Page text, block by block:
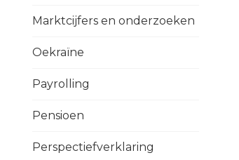
Marktcijfers en onderzoeken
Oekraïne
Payrolling
Pensioen
Perspectiefverklaring